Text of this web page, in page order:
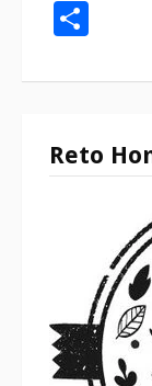
Reto